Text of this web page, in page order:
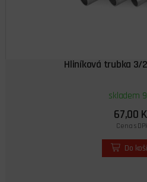
Hliníková trubka 3/
skladem
67,00
Cena s
Do